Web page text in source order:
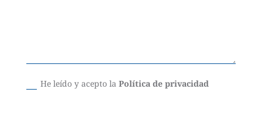
He leído y acepto laPolítica de privacidad